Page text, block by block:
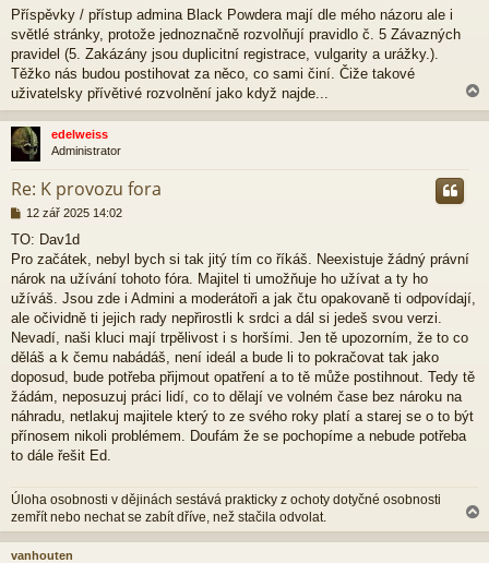
Příspěvky / přístup admina Black Powdera mají dle mého názoru ale i
světlé stránky, protože jednoznačně rozvolňují pravidlo č. 5 Závazných
pravidel (5. Zakázány jsou duplicitní registrace, vulgarity a urážky.).
Těžko nás budou postihovat za něco, co sami činí. Čiže takové
uživatelsky přívětivé rozvolnění jako když najde...
a
h
edelweiss
Administrator
Re: K provozu fora
P
í
s
p
ě
e
k
12 zář 2025 14:02
TO: Dav1d
Pro začátek, nebyl bych si tak jitý tím co říkáš. Neexistuje žádný právní
nárok na užívání tohoto fóra. Majitel ti umožňuje ho užívat a ty ho
užíváš. Jsou zde i Admini a moderátoři a jak čtu opakovaně ti odpovídají,
ale očividně ti jejich rady nepřirostli k srdci a dál si jedeš svou verzi.
Nevadí, naši kluci mají trpělivost i s horšími. Jen tě upozorním, že to co
děláš a k čemu nabádáš, není ideál a bude li to pokračovat tak jako
doposud, bude potřeba přijmout opatření a to tě může postihnout. Tedy tě
žádám, neposuzuj práci lidí, co to dělají ve volném čase bez nároku na
náhradu, netlakuj majitele který to ze svého roky platí a starej se o to být
přínosem nikoli problémem. Doufám že se pochopíme a nebude potřeba
to dále řešit Ed.
Úloha osobnosti v dějinách sestává prakticky z ochoty dotyčné osobnosti
zemřít nebo nechat se zabít dříve, než stačila odvolat.
a
h
vanhouten